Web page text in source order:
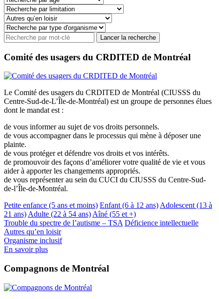
Comité des usagers du CRDITED de Montréal
Le Comité des usagers du CRDITED de Montréal (CIUSSS du
Centre-Sud-de-L’Île-de-Montréal) est un groupe de personnes élues
dont le mandat est :
de vous informer au sujet de vos droits personnels.
de vous accompagner dans le processus qui mène à déposer une
plainte.
de vous protéger et défendre vos droits et vos intérêts.
de promouvoir des façons d’améliorer votre qualité de vie et vous
aider à apporter les changements appropriés.
de vous représenter au sein du CUCI du CIUSSS du Centre-Sud-
de-l’Île-de-Montréal.
Petite enfance (5 ans et moins) Enfant (6 à 12 ans) Adolescent (13 à
21 ans) Adulte (22 à 54 ans) Aîné (55 et +)
Trouble du spectre de l’autisme – TSA Déficience intellectuelle
Autres qu’en loisir
Organisme inclusif
En savoir plus
Compagnons de Montréal